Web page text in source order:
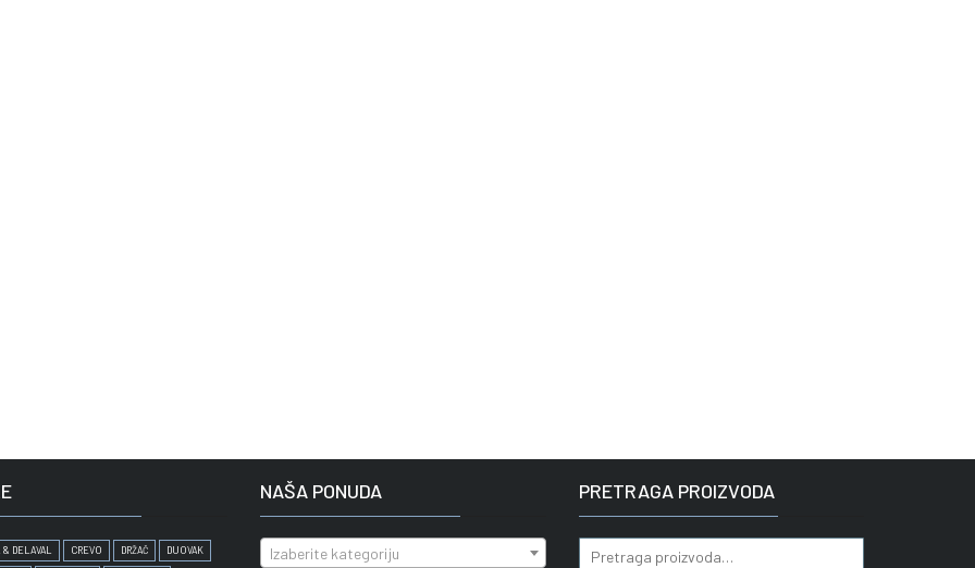
& DELAVAL CREVO DRŽAČ DUOVAK
NAŠA PONUDA
Izaberite kategoriju
PRETRAGA PROIZVODA
Pretraga